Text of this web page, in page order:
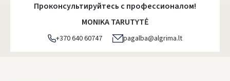
DPD kurjeris - 5.00 €
DPD paštomatai- 4.00 €
Проконсультируйтесь с профессионалом!
MONIKA TARUTYTĖ
+370 640 60747 pagalba@algrima.lt